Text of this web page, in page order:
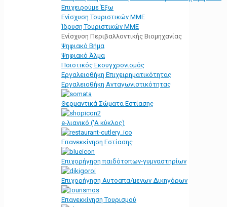
Επιχειρούμε Έξω
Ενίσχυση Τουριστικών ΜΜΕ
Ίδρυση Τουριστικών ΜΜΕ
Ενίσχυση Περιβαλλοντικής Βιομηχανίας
Ψηφιακό Βήμα
Ψηφιακό Άλμα
Ποιοτικός Εκσυγχρονισμός
Εργαλειοθήκη Eπιχειρηματικότητας
Εργαλειοθήκη Ανταγωνιστικότητας
Θερμαντικά Σώματα Εστίασης
e-λιανικό ('Α κύκλος)
Επανεκκίνηση Εστίασης
Επιχορήγηση παιδότοπων-γυμναστηρίων
Επιχορήγηση Αυτοαπα/μενων Δικηγόρων
Επανεκκίνηση Τουρισμού